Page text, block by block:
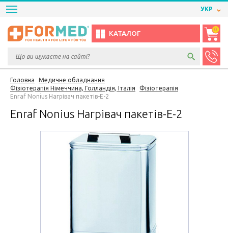
УКР
КАТАЛОГ
0
Головна
Медичне обладнання
Фізіотерапія Німеччина, Голландія, Італія
Фізіотерапія
Enraf Nonius Нагрівач пакетів-Е-2
Enraf Nonius Нагрівач пакетів-Е-2